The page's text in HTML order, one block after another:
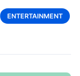
ENTERTAINMENT